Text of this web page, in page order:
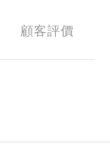
顧客評價